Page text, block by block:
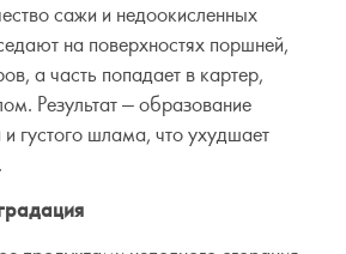
сажи и недоокисленных
на поверхностях поршней,
а часть попадает в картер,
Результат — образование
густого шлама, что ухудшает